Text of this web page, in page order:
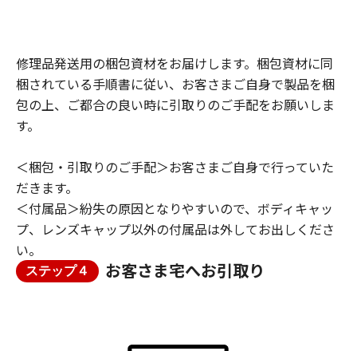
修理品発送用の梱包資材をお届けします。梱包資材に同
梱されている手順書に従い、お客さまご自身で製品を梱
包の上、ご都合の良い時に引取りのご手配をお願いしま
す。
＜梱包・引取りのご手配＞お客さまご自身で行っていた
だきます。
＜付属品＞紛失の原因となりやすいので、ボディキャッ
プ、レンズキャップ以外の付属品は外してお出しくださ
い。
ステップ４ お客さま宅へお引取り